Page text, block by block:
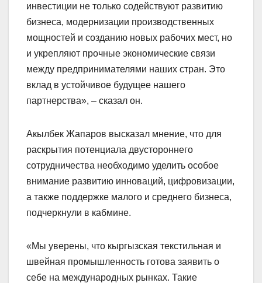
инвестиции не только содействуют развитию
бизнеса, модернизации производственных
мощностей и созданию новых рабочих мест, но
и укрепляют прочные экономические связи
между предпринимателями наших стран. Это
вклад в устойчивое будущее нашего
партнерства», – сказал он.
Акылбек Жапаров высказал мнение, что для
раскрытия потенциала двустороннего
сотрудничества необходимо уделить особое
внимание развитию инноваций, цифровизации,
а также поддержке малого и среднего бизнеса,
подчеркнули в кабмине.
«Мы уверены, что кыргызская текстильная и
швейная промышленность готова заявить о
себе на международных рынках. Такие